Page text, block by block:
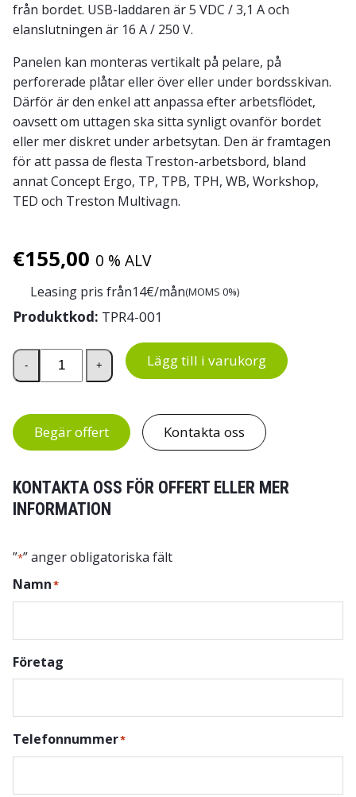
från bordet. USB-laddaren är 5 VDC / 3,1 A och
elanslutningen är 16 A / 250 V.
Panelen kan monteras vertikalt på pelare, på
perforerade plåtar eller över eller under bordsskivan.
Därför är den enkel att anpassa efter arbetsflödet,
oavsett om uttagen ska sitta synligt ovanför bordet
eller mer diskret under arbetsytan. Den är framtagen
för att passa de flesta Treston-arbetsbord, bland
annat Concept Ergo, TP, TPB, TPH, WB, Workshop,
TED och Treston Multivagn.
€155,00 0 % ALV
Leasing pris från14€/mån(MOMS 0%)
Produktkod: TPR4-001
Energiskena 468 med 6 Schuko-uttag, 2 USB-A och
- + Lägg till i varukorg
Begär offert Kontakta oss
KONTAKTA OSS FÖR OFFERT ELLER MER
INFORMATION
”*” anger obligatoriska fält
Namn*
Företag
Telefonnummer*